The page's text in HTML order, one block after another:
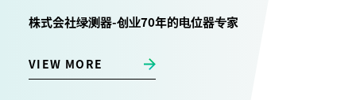
株式会社绿测器-创业70年的电位器专家
VIEW MORE